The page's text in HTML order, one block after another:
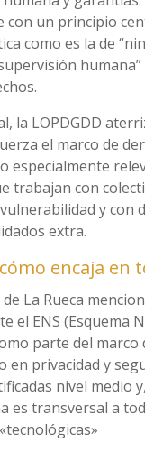
con un principio
como es la de
humana”
la LOPDGDD
el marco de
especialmente
trabajan con
y con
extra.
cómo encaja en
La Rueca
el ENS (Esquema
parte del marco
en privacidad y
nivel medio
es transversal a